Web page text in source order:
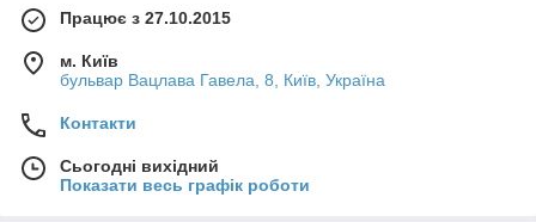
Працює з 27.10.2015
м. Київ
бульвар Вацлава Гавела, 8, Київ, Україна
Контакти
Сьогодні вихідний
Показати весь графік роботи